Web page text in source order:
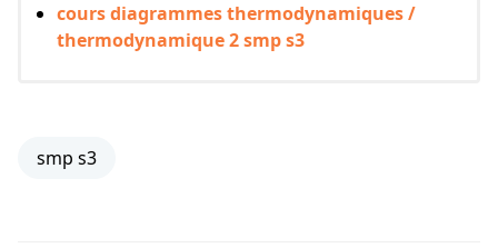
cours diagrammes thermodynamiques /
thermodynamique 2 smp s3
smp s3